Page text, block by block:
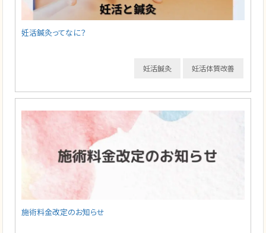
妊活鍼灸ってなに？
妊活体質改善
妊活鍼灸
施術料金改定のお知らせ